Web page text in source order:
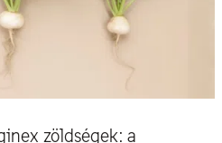
zöldségek: a